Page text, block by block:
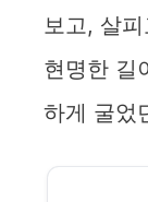
보고, 살
현명한 길
하게 굴었